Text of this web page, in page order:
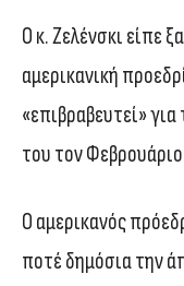
Ο κ. Ζελένσκι είπε
αμερικανική
«επιβραβευτεί»
του τον
Ο αμερικανός
ποτέ δημόσια την